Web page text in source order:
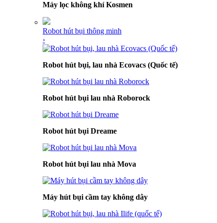
Máy lọc không khí Kosmen
Robot hút bụi thông minh
›
Robot hút bụi, lau nhà Ecovacs (Quốc tế)
Robot hút bụi lau nhà Roborock
Robot hút bụi Dreame
Robot hút bụi lau nhà Mova
Máy hút bụi cầm tay không dây